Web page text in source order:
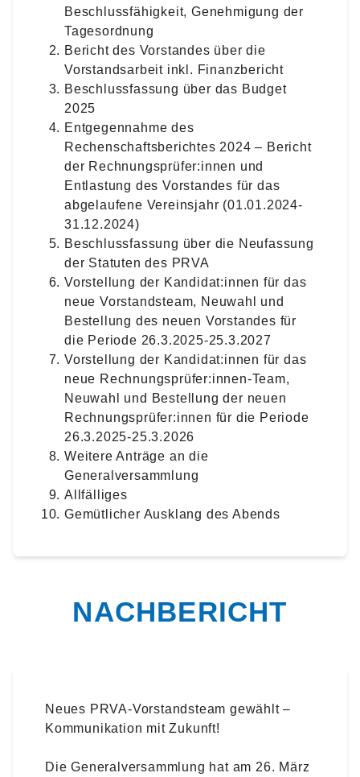
Beschlussfähigkeit, Genehmigung der
Tagesordnung
Bericht des Vorstandes über die
Vorstandsarbeit inkl. Finanzbericht
Beschlussfassung über das Budget
2025
Entgegennahme des
Rechenschaftsberichtes 2024 – Bericht
der Rechnungsprüfer:innen und
Entlastung des Vorstandes für das
abgelaufene Vereinsjahr (01.01.2024-
31.12.2024)
Beschlussfassung über die Neufassung
der Statuten des PRVA
Vorstellung der Kandidat:innen für das
neue Vorstandsteam, Neuwahl und
Bestellung des neuen Vorstandes für
die Periode 26.3.2025-25.3.2027
Vorstellung der Kandidat:innen für das
neue Rechnungsprüfer:innen-Team,
Neuwahl und Bestellung der neuen
Rechnungsprüfer:innen für die Periode
26.3.2025-25.3.2026
Weitere Anträge an die
Generalversammlung
Allfälliges
Gemütlicher Ausklang des Abends
NACHBERICHT
Neues PRVA-Vorstandsteam gewählt –
Kommunikation mit Zukunft!
Die Generalversammlung hat am 26. März